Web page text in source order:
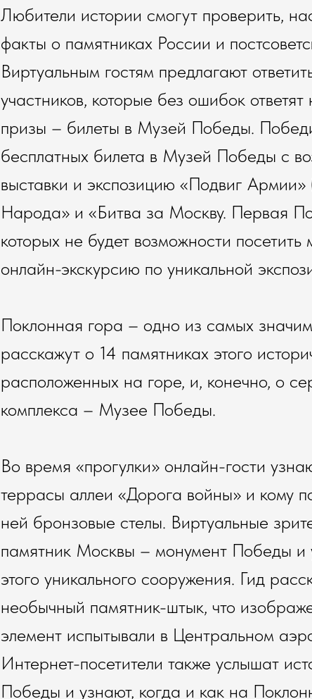
Любители истории смогут проверить,
факты о памятниках России и
Виртуальным гостям предлагают
участников, которые без ошибок
призы – билеты в Музей Победы.
бесплатных билета в Музей Победы с
выставки и экспозицию «Подвиг
Народа» и «Битва за Москву. Первая
которых не будет возможности
онлайн-экскурсию по уникальной
Поклонная гора – одно из самых
расскажут о 14 памятниках этого
расположенных на горе, и, конечно, о
комплекса – Музее Победы.
Во время «прогулки» онлайн-гости
террасы аллеи «Дорога войны» и кому
ней бронзовые стелы. Виртуальные
памятник Москвы – монумент Победы и
этого уникального сооружения. Гид
необычный памятник-штык, что
элемент испытывали в Центральном
Интернет-посетители также услышат
Победы и узнают, когда и как на